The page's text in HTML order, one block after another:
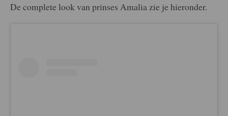
De complete look van prinses Amalia zie je hieronder.